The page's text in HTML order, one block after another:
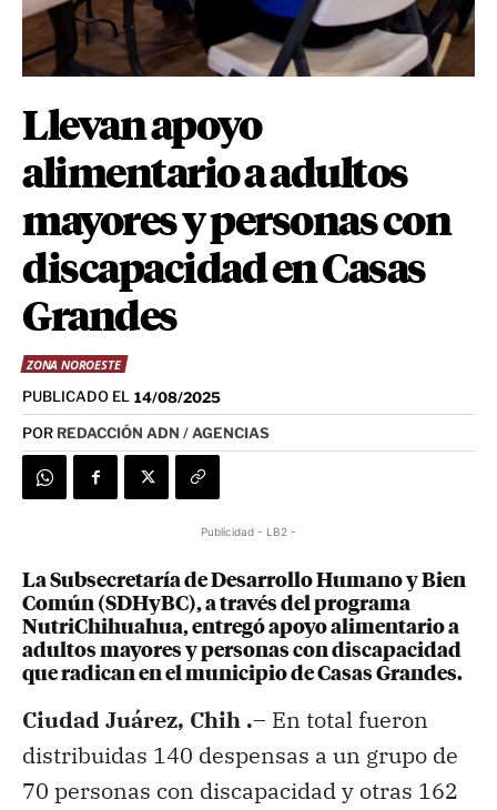
Llevan apoyo
alimentario a adultos
mayores y personas con
discapacidad en Casas
Grandes
ZONA NOROESTE
PUBLICADO EL 14/08/2025
POR REDACCIÓN ADN / AGENCIAS
Publicidad - LB2 -
La Subsecretaría de Desarrollo Humano y Bien
Común (SDHyBC), a través del programa
NutriChihuahua, entregó apoyo alimentario a
adultos mayores y personas con discapacidad
que radican en el municipio de Casas Grandes.
Ciudad Juárez, Chih .– En total fueron
distribuidas 140 despensas a un grupo de
70 personas con discapacidad y otras 162